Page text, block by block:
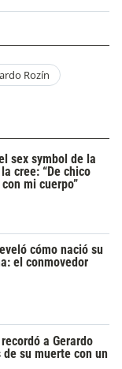
Rozín
sex symbol de la
cree: “De chico
mi cuerpo”
cómo nació su
el conmovedor
a Gerardo
su muerte con un